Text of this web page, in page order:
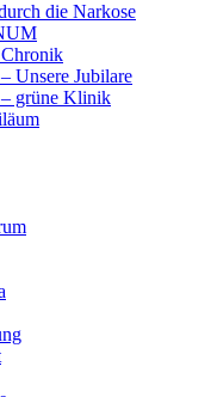
die Narkose
Chronik
Unsere Jubilare
– grüne Klinik